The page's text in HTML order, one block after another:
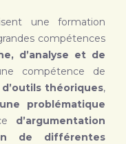
une formation
compétences
d’analyse et de
compétence de
théoriques,
problématique
d’argumentation
de différentes